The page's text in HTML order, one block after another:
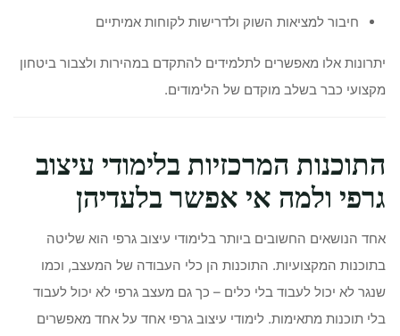
חיבור למציאות השוק ולדרישות לקוחות אמיתיים
יתרונות אלו מאפשרים לתלמידים להתקדם במהירות ולצבור ביטחון
מקצועי כבר בשלב מוקדם של הלימודים.
התוכנות המרכזיות בלימודי עיצוב
גרפי ולמה אי אפשר בלעדיהן
אחד הנושאים החשובים ביותר בלימודי עיצוב גרפי הוא שליטה
בתוכנות המקצועיות. התוכנות הן כלי העבודה של המעצב, וכמו
שנגר לא יכול לעבוד בלי כלים – כך גם מעצב גרפי לא יכול לעבוד
בלי תוכנות מתאימות. לימודי עיצוב גרפי אחד על אחד מאפשרים